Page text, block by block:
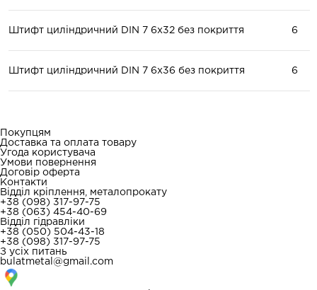
Штифт циліндричний DIN 7 6x32 без покриття 6
Штифт циліндричний DIN 7 6x36 без покриття 6
Покупцям
Доставка та оплата товару
Угода користувача
Умови повернення
Договір оферта
Контакти
Відділ кріплення, металопрокату
+38 (098) 317-97-75
+38 (063) 454-40-69
Відділ гідравліки
+38 (050) 504-43-18
+38 (098) 317-97-75
З усіх питань
bulatmetal@gmail.com